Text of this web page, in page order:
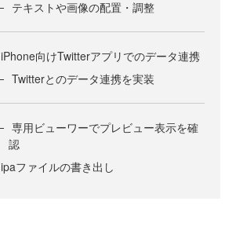
テキストや画像の配置・調整
iPhone向けTwitterアプリでのデータ連携
Twitterとのデータ連携を実装
専用ビューワーでプレビュー表示を確
認
ipaファイルの書き出し